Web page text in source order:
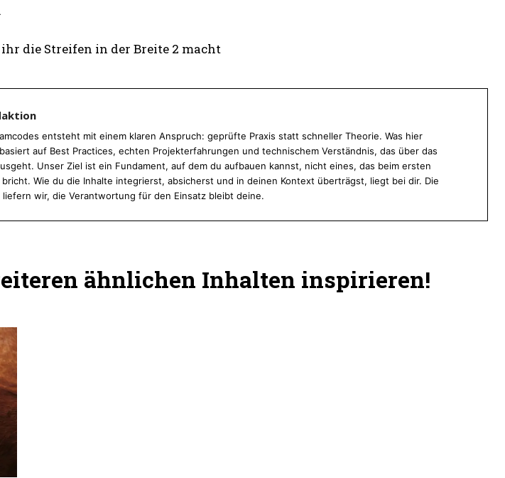
die Streifen in der Breite 2 macht
entsteht mit einem klaren Anspruch: geprüfte Praxis statt schneller Theorie. Was hier
auf Best Practices, echten Projekterfahrungen und technischem Verständnis, das über das
Unser Ziel ist ein Fundament, auf dem du aufbauen kannst, nicht eines, das beim ersten
Wie du die Inhalte integrierst, absicherst und in deinen Kontext überträgst, liegt bei dir. Die
liefern wir, die Verantwortung für den Einsatz bleibt deine.
ähnlichen Inhalten inspirieren!